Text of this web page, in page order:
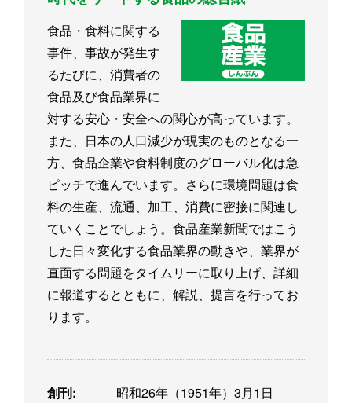
食品・食料に関する
事件、事故が発生す
るたびに、消費者の
食品及び食品業界に
対する安心・安全への関心が高っています。
また、日本の人口減少が現実のものとなる一
方、食品企業や食料制度のグローバル化は急
ピッチで進んでいます。さらに環境問題は食
料の生産、流通、加工、消費に密接に関連し
ていくことでしょう。食品産業新聞ではこう
した日々変化する食品業界の動きや、業界が
直面する問題をタイムリーに取り上げ、詳細
に報道するとともに、解説、提言を行ってお
ります。
創刊:
昭和26年（1951年）3月1日